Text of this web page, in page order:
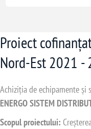
Proiect
Nord-Est 2021 -
Achiziția de echipamente
ENERGO SISTEM
Scopul proiectului: